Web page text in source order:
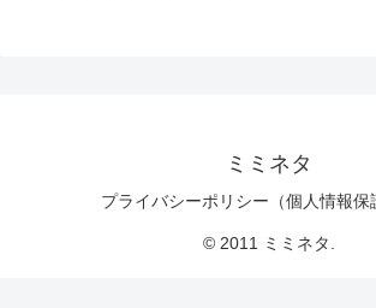
ミミネタ
プライバシーポリシー（個人情報保
© 2011 ミミネタ.